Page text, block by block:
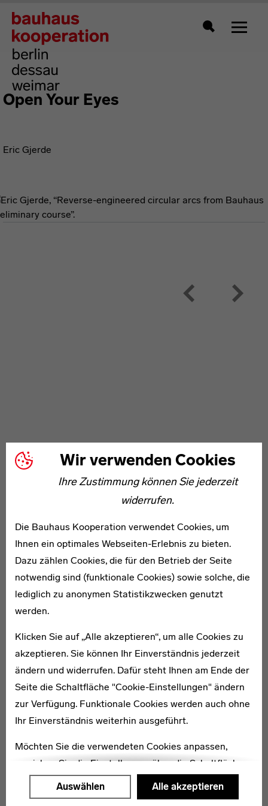
Wir verwenden Cookies
Ihre Zustimmung können Sie jederzeit
widerrufen.
Die Bauhaus Kooperation verwendet Cookies, um
Ihnen ein optimales Webseiten-Erlebnis zu bieten.
Dazu zählen Cookies, die für den Betrieb der Seite
notwendig sind (funktionale Cookies) sowie solche, die
lediglich zu anonymen Statistikzwecken genutzt
werden.
Klicken Sie auf „Alle akzeptieren“, um alle Cookies zu
akzeptieren. Sie können Ihr Einverständnis jederzeit
ändern und widerrufen. Dafür steht Ihnen am Ende der
Seite die Schaltfläche "Cookie-Einstellungen" ändern
zur Verfügung. Funktionale Cookies werden auch ohne
Ihr Einverständnis weiterhin ausgeführt.
Möchten Sie die verwendeten Cookies anpassen,
erreichen Sie die Einstellungen über die Schaltfläche
"Auswählen".
Auswählen Alle akzeptieren
Zeigt
Open Your Eyes
Eric Gjerde
WEITERE ARTIKEL ZUM THEMA
The Bauhaus and the Tea Ceremony